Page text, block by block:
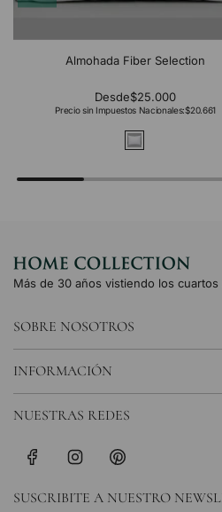
Almohada Fiber Selection
Desde$25.000
Precio sin Impuestos Nacionales:$20.661
Más de 30 años vistiendo los cuartos
SOBRE NOSOTROS
INFORMACIÓN
SUSCRIBITE A NUESTRO
NUESTRAS REDES